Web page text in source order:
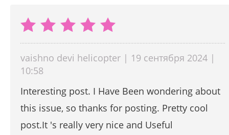
vaishno devi helicopter | 19 сентября 2024 |
10:58
Interesting post. I Have Been wondering about
this issue, so thanks for posting. Pretty cool
post.It 's really very nice and Useful